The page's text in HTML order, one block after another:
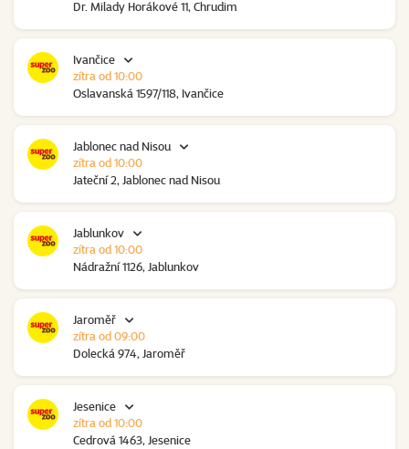
Dr. Milady Horákové 11, Chrudim
Ivančice
Oslavanská 1597/118, Ivančice
zítra od 10:00
Jablonec nad Nisou
Jateční 2, Jablonec nad Nisou
zítra od 10:00
Jablunkov
Nádražní 1126, Jablunkov
zítra od 10:00
Jaroměř
Dolecká 974, Jaroměř
zítra od 09:00
Jesenice
Cedrová 1463, Jesenice
zítra od 10:00